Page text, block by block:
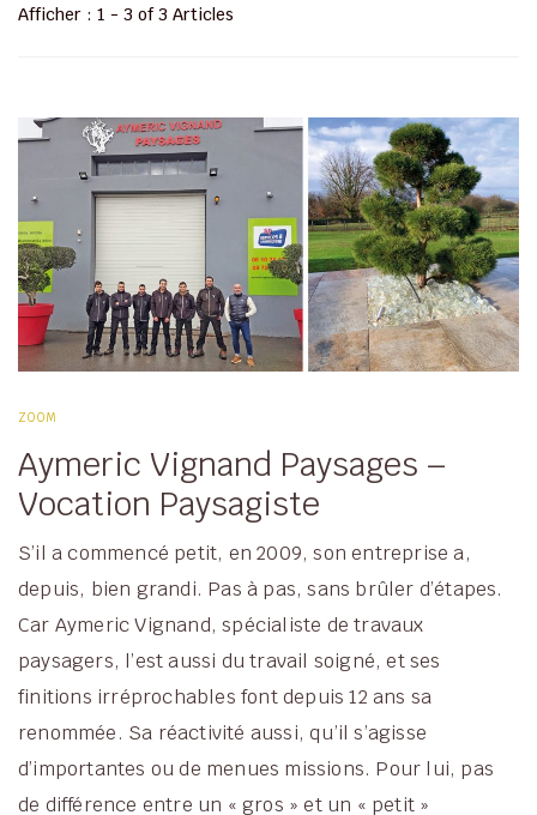
Afficher : 1 - 3 of 3 Articles
ZOOM
Aymeric Vignand Paysages –
Vocation Paysagiste
S’il a commencé petit, en 2009, son entreprise a,
depuis, bien grandi. Pas à pas, sans brûler d’étapes.
Car Aymeric Vignand, spécialiste de travaux
paysagers, l’est aussi du travail soigné, et ses
finitions irréprochables font depuis 12 ans sa
renommée. Sa réactivité aussi, qu’il s’agisse
d’importantes ou de menues missions. Pour lui, pas
de différence entre un « gros » et un « petit »